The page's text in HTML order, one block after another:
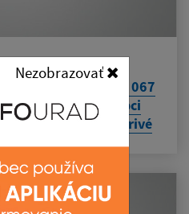
Nezobrazovať
Obec Uličské Krivé, 067
a ČOV v obci
k.ú. Uličské Krivé